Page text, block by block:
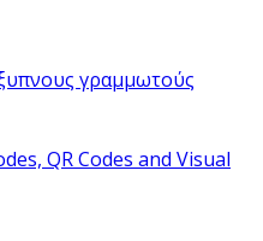
γραμμωτούς
QR Codes and Visual